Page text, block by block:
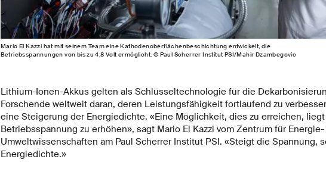
Mario El Kazzi hat mit seinem Team eine Kathodenoberflächenbeschichtung entwickelt, die
Betriebsspannungen von bis zu 4,8 Volt ermöglicht. © Paul Scherrer Institut PSI/Mahir Dzambegovic
Lithium-Ionen-Akkus gelten als Schlüsseltechnologie für die
Forschende weltweit daran, deren Leistungsfähigkeit fortlaufend zu
eine Steigerung der Energiedichte. «Eine Möglichkeit, dies zu erreichen,
Betriebsspannung zu erhöhen», sagt Mario El Kazzi vom Zentrum für
Umweltwissenschaften am Paul Scherrer Institut PSI. «Steigt die Spannung,
Energiedichte.»